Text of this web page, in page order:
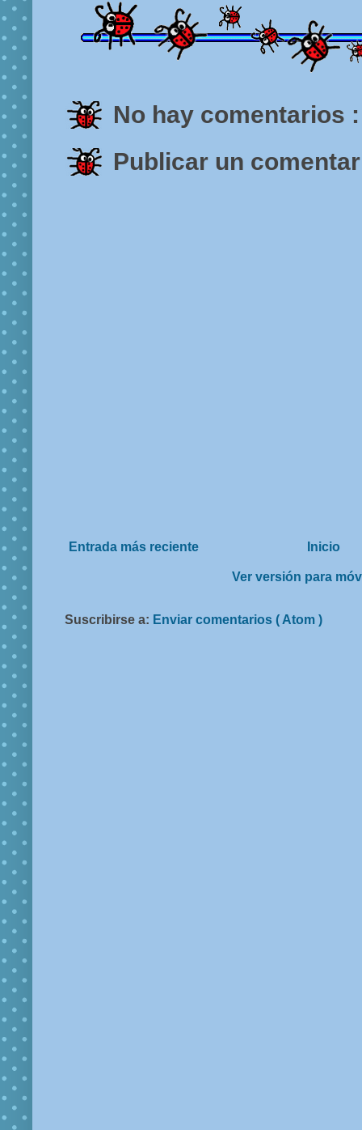
No hay comentarios :
Publicar un
Entrada más reciente Inicio
Ver versión para
Suscribirse a: Enviar comentarios ( Atom )